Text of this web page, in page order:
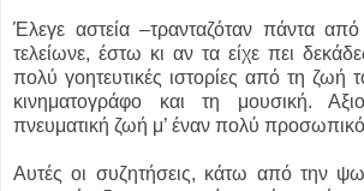
Έλεγε αστεία –τρανταζόταν πάντα
τελείωνε, έστω κι αν τα είχε πει
πολύ γοητευτικές ιστορίες από τη ζωή
κινηματογράφο και τη μουσική.
πνευματική ζωή μ’ έναν πολύ
Αυτές οι συζητήσεις, κάτω από την